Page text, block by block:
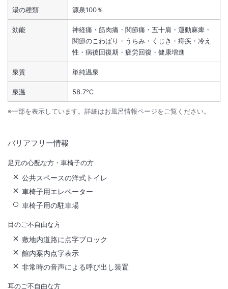
湯の種類 源泉100％
効能
神経痛・筋肉痛・関節痛・五十肩・運動麻痺・
関節のこわばり・うちみ・くじき・痔疾・冷え
性・病後回復期・疲労回復・健康増進
泉質 単純温泉
泉温 58.7℃
※一部を表示しています。詳細はお風呂情報ページをご覧ください。
バリアフリー情報
足元の心配な方・車椅子の方
公共スペースの洋式トイレ
車椅子用エレベーター
車椅子用の駐車場
目のご不自由な方
敷地内道路に点字ブロック
館内案内点字表示
非常時の音声による呼び出し装置
耳のご不自由な方